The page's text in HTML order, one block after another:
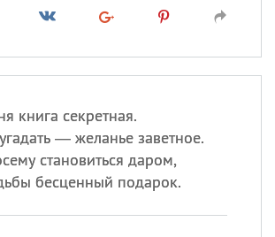
книга секретная.
— желанье заветное.
становиться даром,
бесценный подарок.